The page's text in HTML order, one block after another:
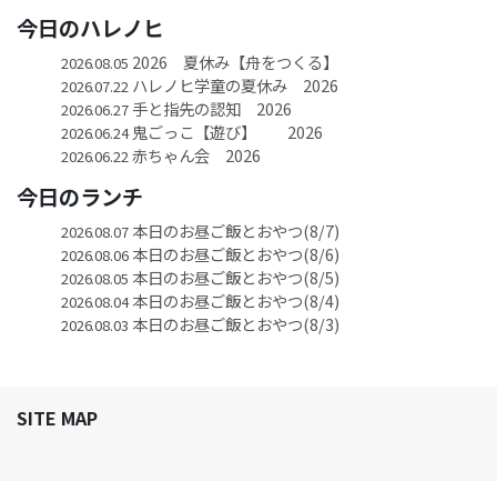
今日のハレノヒ
2026.08.05 2026 夏休み【舟をつくる】
2026.07.22ハレノヒ学童の夏休み 2026
2026.06.27手と指先の認知 2026
2026.06.24鬼ごっこ【遊び】 2026
2026.06.22赤ちゃん会 2026
今日のランチ
2026.08.07本日のお昼ご飯とおやつ(8/7)
2026.08.06本日のお昼ご飯とおやつ(8/6)
2026.08.05 本日のお昼ご飯とおやつ(8/5)
2026.08.04本日のお昼ご飯とおやつ(8/4)
2026.08.03 本日のお昼ご飯とおやつ(8/3)
SITE MAP